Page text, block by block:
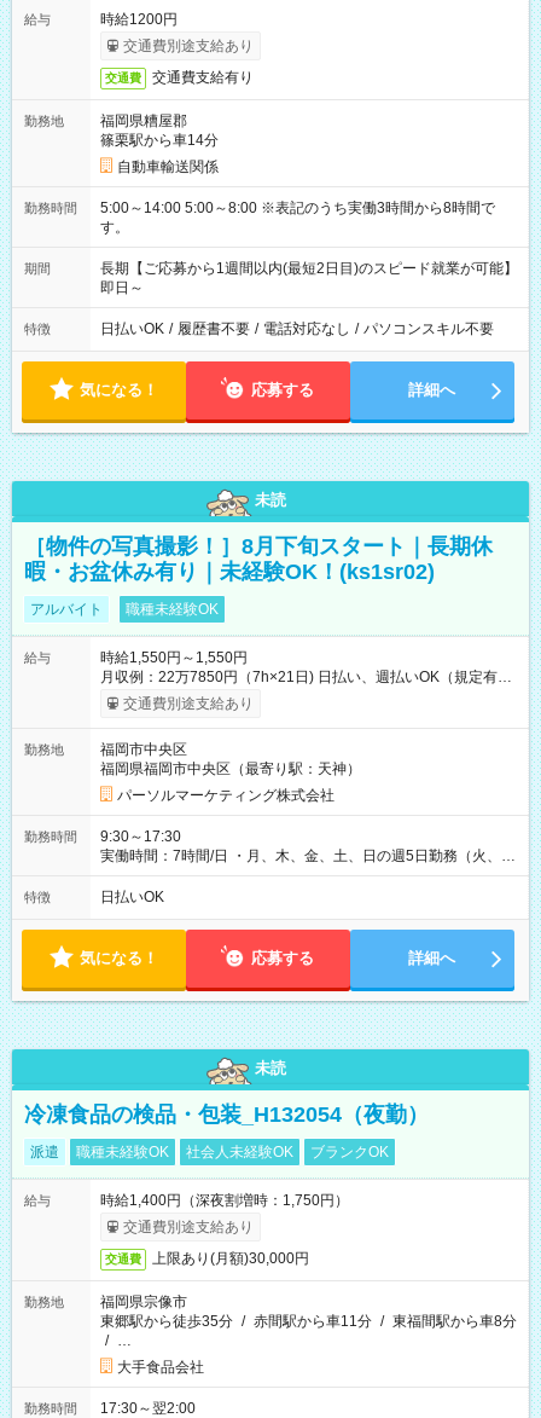
給与
時給1200円
交通費別途支給あり
交通費 交通費支給有り
勤務地
福岡県糟屋郡
篠栗駅から車14分
自動車輸送関係
勤務時間
5:00～14:00 5:00～8:00 ※表記のうち実働3時間から8時間で
す。
期間
長期【ご応募から1週間以内(最短2日目)のスピード就業が可能】
即日～
特徴 日払いOK / 履歴書不要 / 電話対応なし / パソコンスキル不要
気になる！ 応募する 詳細へ
未読
［物件の写真撮影！］8月下旬スタート｜長期休
暇・お盆休み有り｜未経験OK！(ks1sr02)
アルバイト 職種未経験OK
給与
時給1,550円～1,550円
月収例：22万7850円（7h×21日) 日払い、週払いOK（規定有
り） 【試用期間】試用期間なし
交通費別途支給あり
勤務地
福岡市中央区
福岡県福岡市中央区（最寄り駅：天神）
パーソルマーケティング株式会社
勤務時間
9:30～17:30
実働時間：7時間/日 ・月、木、金、土、日の週5日勤務（火、水
は固定休です／GW、お盆、年末年始等、長期休暇有り！） ・
ワンシフト！ ・残業ほぼナシ（0～5h/月）
特徴 日払いOK
気になる！ 応募する 詳細へ
未読
冷凍食品の検品・包装_H132054（夜勤）
派遣 職種未経験OK 社会人未経験OK ブランクOK
給与
時給1,400円（深夜割増時：1,750円）
交通費別途支給あり
交通費 上限あり(月額)30,000円
勤務地
福岡県宗像市
東郷駅から徒歩35分 / 赤間駅から車11分 / 東福間駅から車8分
/ …
大手食品会社
勤務時間 17:30～翌2:00